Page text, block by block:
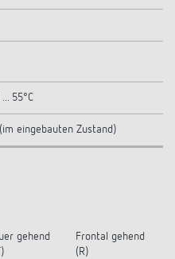
55°C
(im eingebauten Zustand)
gehend
Frontal gehend
(R)